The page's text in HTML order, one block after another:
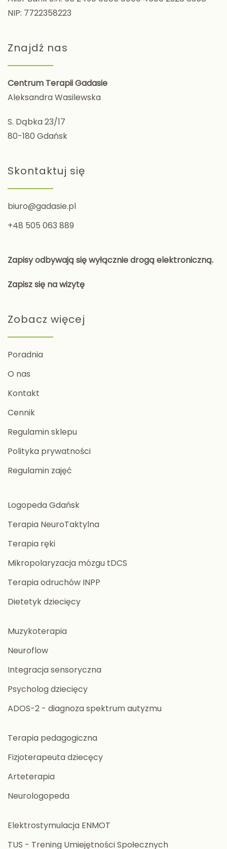
NIP: 7722358223
Znajdź nas
Centrum Terapii Gadasie
Aleksandra Wasilewska
S. Dąbka 23/17
80-180 Gdańsk
Skontaktuj się
biuro@gadasie.pl
+48 505 063 889
Zapisy odbywają się wyłącznie drogą elektroniczną.
Zapisz się na wizytę
Zobacz więcej
Poradnia
O nas
Kontakt
Cennik
Regulamin sklepu
Polityka prywatności
Regulamin zajęć
Logopeda Gdańsk
Terapia NeuroTaktylna
Terapia ręki
Mikropolaryzacja mózgu tDCS
Terapia odruchów INPP
Dietetyk dziecięcy
Muzykoterapia
Neuroflow
Integracja sensoryczna
Psycholog dziecięcy
ADOS-2 - diagnoza spektrum autyzmu
Terapia pedagogiczna
Fizjoterapeuta dziecęcy
Arteterapia
Neurologopeda
Elektrostymulacja ENMOT
TUS - Trening Umiejętności Społecznych